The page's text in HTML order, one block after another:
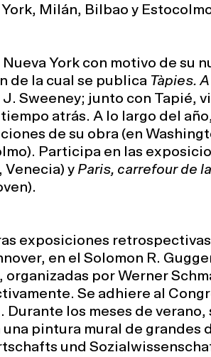
York, Milán, Bilbao y
Nueva York con motivo de su
de la cual se publica Tàpies.
J. Sweeney; junto con Tapié,
atrás. A lo largo del
de su obra (en
Participa en las
Venecia) y Paris, carrefour de
exposiciones
en el Solomon R.
organizadas por Werner
Se adhiere al
Durante los meses de
una pintura mural de grandes
und